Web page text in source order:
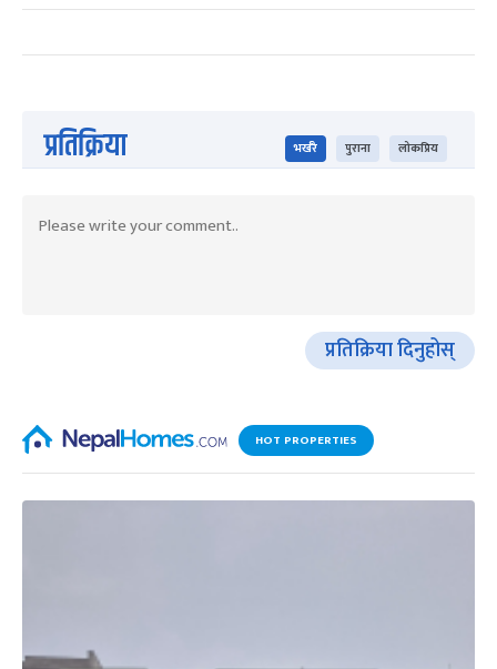
प्रतिक्रिया भर्खरै पुराना लोकप्रिय
प्रतिक्रिया दिनुहोस्
HOT PROPERTIES